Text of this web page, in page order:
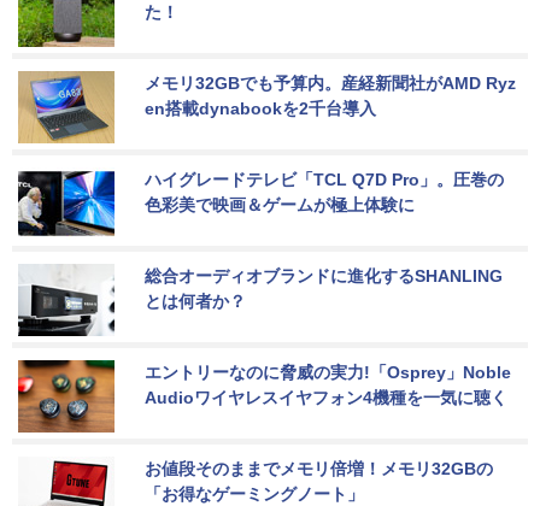
た！
メモリ32GBでも予算内。産経新聞社がAMD Ryz
en搭載dynabookを2千台導入
ハイグレードテレビ「TCL Q7D Pro」。圧巻の
色彩美で映画＆ゲームが極上体験に
総合オーディオブランドに進化するSHANLING
とは何者か？
エントリーなのに脅威の実力!「Osprey」Noble
Audioワイヤレスイヤフォン4機種を一気に聴く
お値段そのままでメモリ倍増！メモリ32GBの
「お得なゲーミングノート」